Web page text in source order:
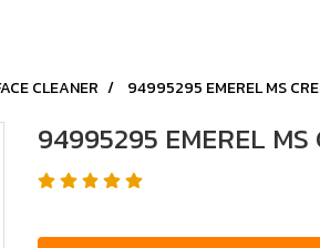
CLEANER 94995295 EMEREL MS
94995295 EMEREL MS